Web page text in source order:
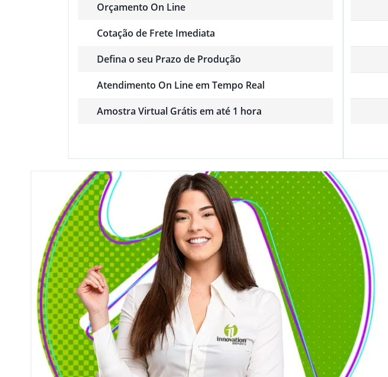
Orçamento On Line
Cotação de Frete Imediata
Defina o seu Prazo de Produção
Atendimento On Line em Tempo Real
Amostra Virtual Grátis em até 1 hora